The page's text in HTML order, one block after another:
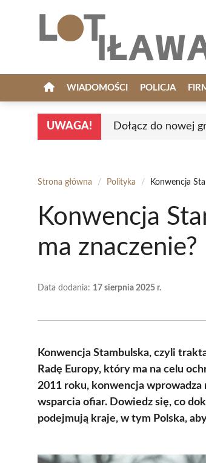
WIADOMOŚCI POLICJA
UWAGA! Dołącz do nowej
Strona główna / Polityka / Konwencja
Konwencja
ma znaczenie?
Data dodania: 17 sierpnia 2025 r.
Konwencja Stambulska, czyli
Radę Europy, który ma na celu
2011 roku, konwencja
wsparcia ofiar. Dowiedz się, co
podejmują kraje, w tym Polska,